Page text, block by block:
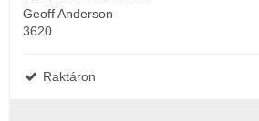
Geoff Anderson
3620
Raktáron